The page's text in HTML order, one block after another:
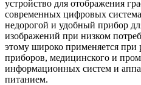
устройство для отображения
современных цифровых
недорогой и удобный прибор
изображений при низком
этому широко применяется при
приборов, медицинского и
информационных систем и
питанием.